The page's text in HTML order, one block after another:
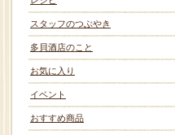
スタッフのつぶやき
多貝酒店のこと
お気に入り
イベント
おすすめ商品